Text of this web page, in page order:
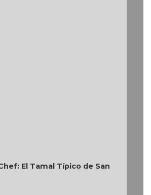
El Tamal Típico de San